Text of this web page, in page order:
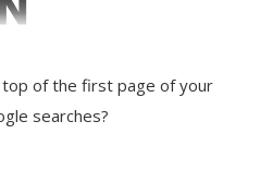
of the first page of your
searches?